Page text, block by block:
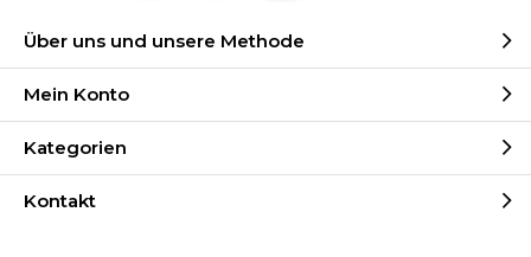
Über uns und unsere Methode
Mein Konto
Kategorien
Kontakt